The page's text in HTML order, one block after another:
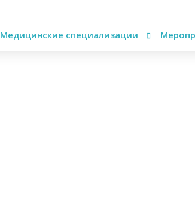
Медицинские специализации